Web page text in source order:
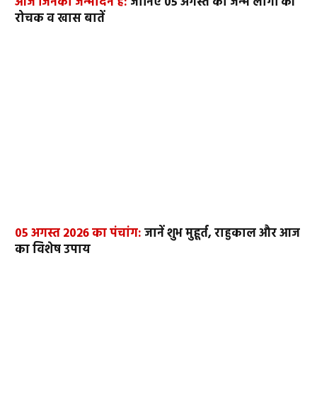
रोचक व खास बातें
05 अगस्त 2026 का पंचांग:जानें शुभ मुहूर्त, राहुकाल और आज
का विशेष उपाय